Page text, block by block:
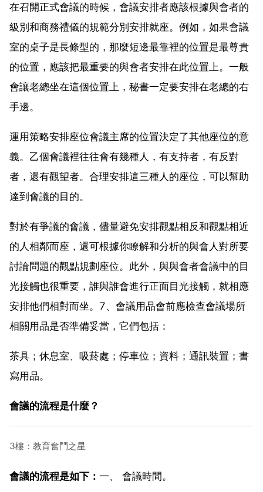
在召開正式會議的時候，會議安排者應該根據與會者的
級別和商務禮儀的規範分別安排就座。例如，如果會議
室的桌子是長條型的，那麼短邊最靠裡的位置是最尊貴
的位置，應該把最重要的與會者安排在此位置上。一般
會讓老總坐在這個位置上，秘書一定要安排在老總的右
手邊。
運用策略安排座位會議主席的位置決定了其他座位的意
義。乙個會議裡往往會有幾種人，有支持者，有反對
者，還有觀望者。合理安排這三種人的座位，可以幫助
達到會議的目的。
對於有爭議的會議，儘量避免安排觀點相反和觀點相近
的人相鄰而座，還可根據你瞭解和分析的與會人對所要
討論問題的觀點規劃座位。此外，與與會者會議中的目
光接觸也很重要，誰與誰會進行正面目光接觸，就相應
安排他們相對而坐。7、會議用品會前應檢查會議場所
相關用品是否準備妥當，它們包括：
茶具；休息室、吸菸處；停車位；資料；通訊裝置；書
寫用品。
會議的流程是什麼？
3樓：教育奮鬥之星
會議的流程是如下： 一、 會議時間。